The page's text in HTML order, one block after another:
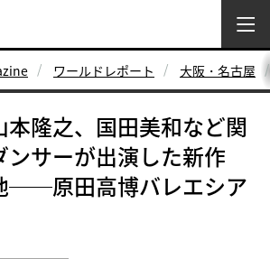
ワールドレポート 大阪・名古屋
隆之、国田美和など関
ンサーが出演した新作
──原田高博バレエシア